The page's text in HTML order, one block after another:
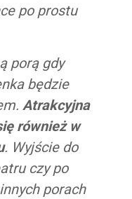
po prostu
porą gdy
będzie
Atrakcyjna
również w
. Wyjście do
czy po
porach